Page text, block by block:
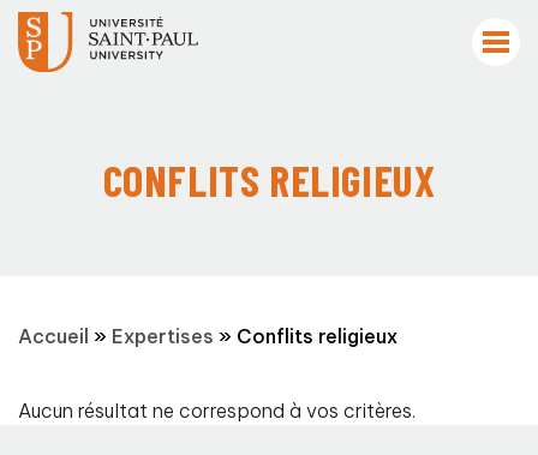
CONFLITS RELIGIEUX
Accueil » Expertises » Conflits religieux
Aucun résultat ne correspond à vos critères.